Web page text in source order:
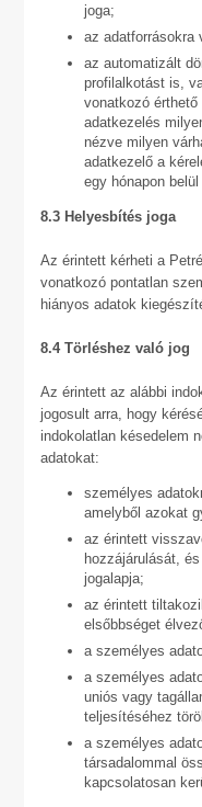
joga;
az adatforrásokra
az automatizált
profilalkotást is,
vonatkozó
adatkezelés
nézve milyen
adatkezelő a
egy hónapon
8.3 Helyesbítés joga
Az érintett kérheti a
vonatkozó pontatlan
hiányos adatok
8.4 Törléshez való jog
Az érintett az alábbi
jogosult arra, hogy
indokolatlan késedelem
adatokat:
személyes
amelyből azokat
az érintett
hozzájárulását,
jogalapja;
az érintett
elsőbbséget
a személyes
a személyes
uniós vagy
teljesítéséhez
a személyes
társadalommal
kapcsolatosan